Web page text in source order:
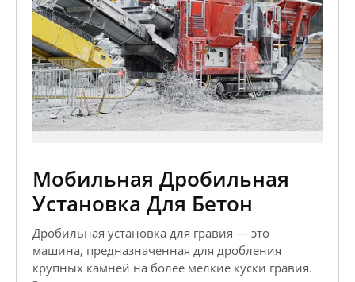
Мобильная Дробильная
Установка Для Бетон
Дробильная установка для гравия — это
машина, предназначенная для дробления
крупных камней на более мелкие куски гравия.